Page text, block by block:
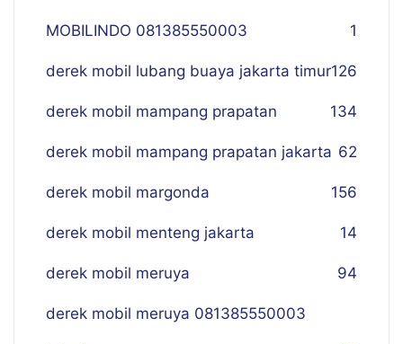
MOBILINDO 081385550003 1
derek mobil lubang buaya jakarta timur126
derek mobil mampang prapatan 134
derek mobil mampang prapatan jakarta 62
derek mobil margonda 156
derek mobil menteng jakarta 14
derek mobil meruya 94
derek mobil meruya 081385550003